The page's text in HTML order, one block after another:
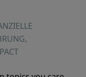
,